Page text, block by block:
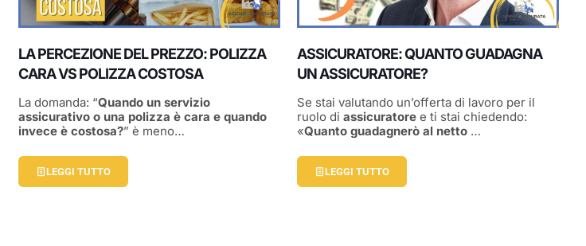
LA PERCEZIONE DEL PREZZO: POLIZZA
CARA VS POLIZZA COSTOSA
La domanda: “Quando un servizio
assicurativo o una polizza è cara e quando
invece è costosa?” è meno…
LEGGI TUTTO
ASSICURATORE: QUANTO GUADAGNA
UN ASSICURATORE?
Se stai valutando un’offerta di lavoro per il
ruolo di assicuratore e ti stai chiedendo:
«Quanto guadagnerò al netto …
LEGGI TUTTO